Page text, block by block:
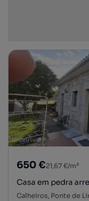
650 €21,67 €/m²
Casa em pedra
Calheiros, Ponte de